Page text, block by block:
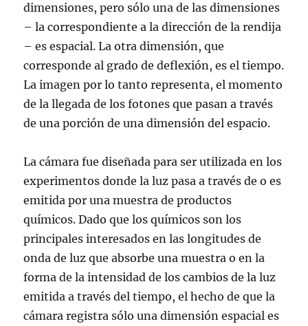
dimensiones, pero sólo una de las dimensiones
– la correspondiente a la dirección de la rendija
– es espacial. La otra dimensión, que
corresponde al grado de deflexión, es el tiempo.
La imagen por lo tanto representa, el momento
de la llegada de los fotones que pasan a través
de una porción de una dimensión del espacio.
La cámara fue diseñada para ser utilizada en los
experimentos donde la luz pasa a través de o es
emitida por una muestra de productos
químicos. Dado que los químicos son los
principales interesados en las longitudes de
onda de luz que absorbe una muestra o en la
forma de la intensidad de los cambios de la luz
emitida a través del tiempo, el hecho de que la
cámara registra sólo una dimensión espacial es